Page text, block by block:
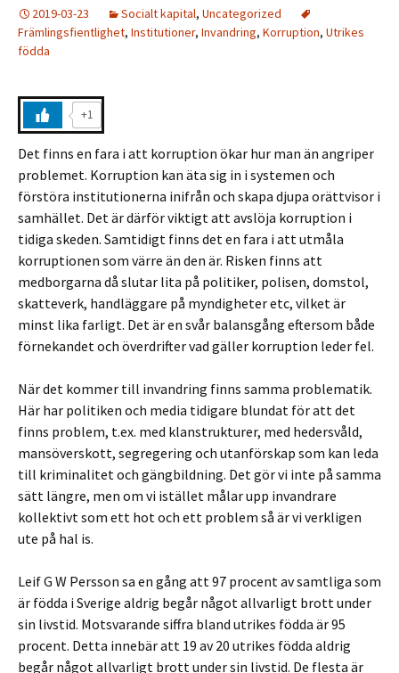
2019-03-23 Socialt kapital, Uncategorized
Främlingsfientlighet, Institutioner, Invandring, Korruption, Utrikes
födda
+1
Det finns en fara i att korruption ökar hur man än angriper
problemet. Korruption kan äta sig in i systemen och
förstöra institutionerna inifrån och skapa djupa orättvisor i
samhället. Det är därför viktigt att avslöja korruption i
tidiga skeden. Samtidigt finns det en fara i att utmåla
korruptionen som värre än den är. Risken finns att
medborgarna då slutar lita på politiker, polisen, domstol,
skatteverk, handläggare på myndigheter etc, vilket är
minst lika farligt. Det är en svår balansgång eftersom både
förnekandet och överdrifter vad gäller korruption leder fel.
När det kommer till invandring finns samma problematik.
Här har politiken och media tidigare blundat för att det
finns problem, t.ex. med klanstrukturer, med hedersvåld,
mansöverskott, segregering och utanförskap som kan leda
till kriminalitet och gängbildning. Det gör vi inte på samma
sätt längre, men om vi istället målar upp invandrare
kollektivt som ett hot och ett problem så är vi verkligen
ute på hal is.
Leif G W Persson sa en gång att 97 procent av samtliga som
är födda i Sverige aldrig begår något allvarligt brott under
sin livstid. Motsvarande siffra bland utrikes födda är 95
procent. Detta innebär att 19 av 20 utrikes födda aldrig
begår något allvarligt brott under sin livstid. De flesta är